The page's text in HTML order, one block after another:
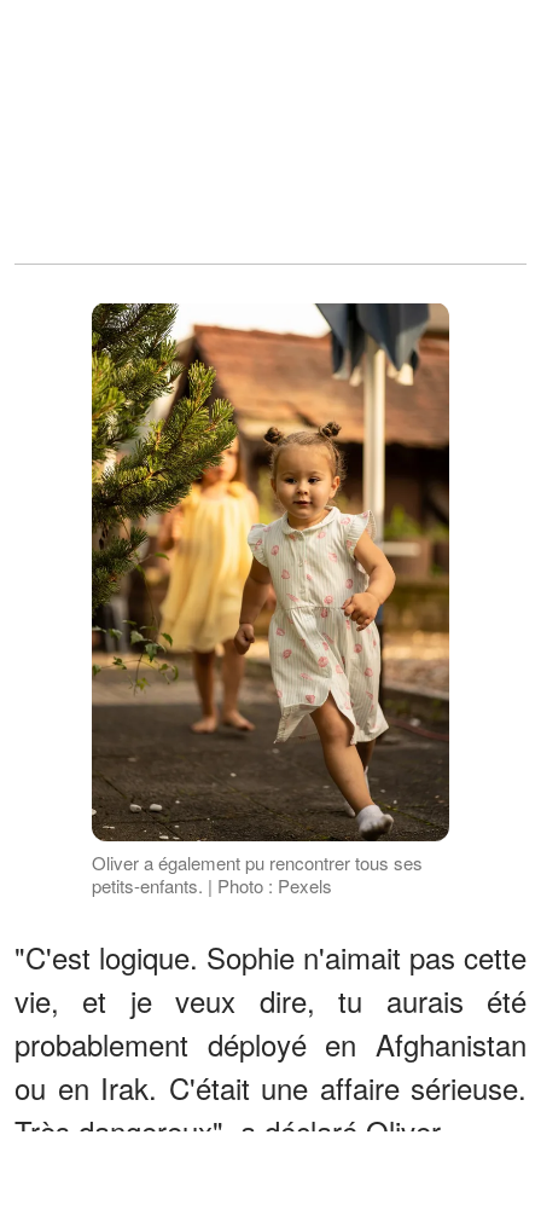
Oliver a également pu rencontrer tous ses
petits-enfants. | Photo : Pexels
"C'est logique. Sophie n'aimait pas cette
vie, et je veux dire, tu aurais été
probablement déployé en Afghanistan
ou en Irak. C'était une affaire sérieuse.
Très dangereux", a déclaré Oliver.